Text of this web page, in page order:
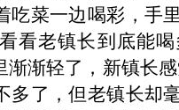
吃菜一边喝彩，手
看老镇长到底能
渐渐轻了，新镇长
多了，但老镇长却